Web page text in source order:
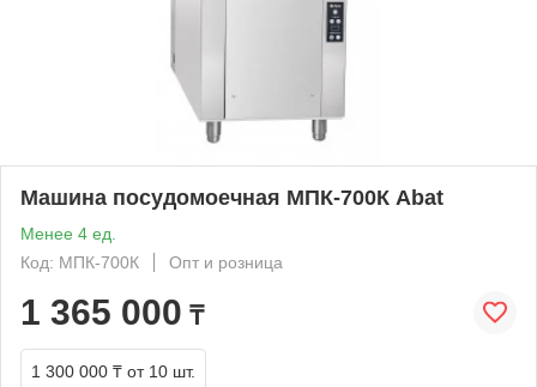
Машина посудомоечная МПК-700К Abat
Менее 4 ед.
Код: МПК-700К
Опт и розница
1 365 000 ₸
1 300 000 ₸ от 10 шт.